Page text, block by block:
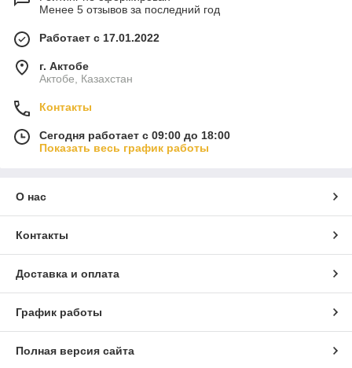
Менее 5 отзывов за последний год
Работает с 17.01.2022
г. Актобе
Актобе, Казахстан
Контакты
Сегодня работает с 09:00 до 18:00
Показать весь график работы
О нас
Контакты
Доставка и оплата
График работы
Полная версия сайта